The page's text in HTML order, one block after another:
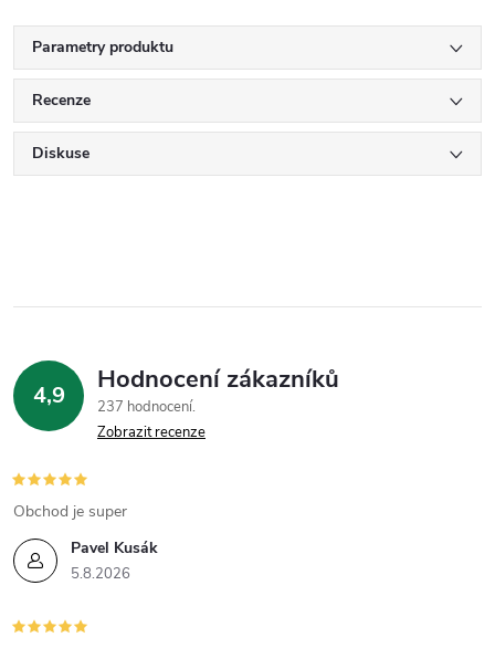
Parametry produktu
Recenze
Diskuse
4,9 Hodnocení zákazníků
237 hodnocení
Zobrazit recenze
Pavel Kusák
5.8.2026
Obchod je super